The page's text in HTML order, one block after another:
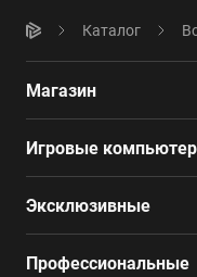
Каталог
Магазин
Игровые
Эксклюзивные
Профессиональные